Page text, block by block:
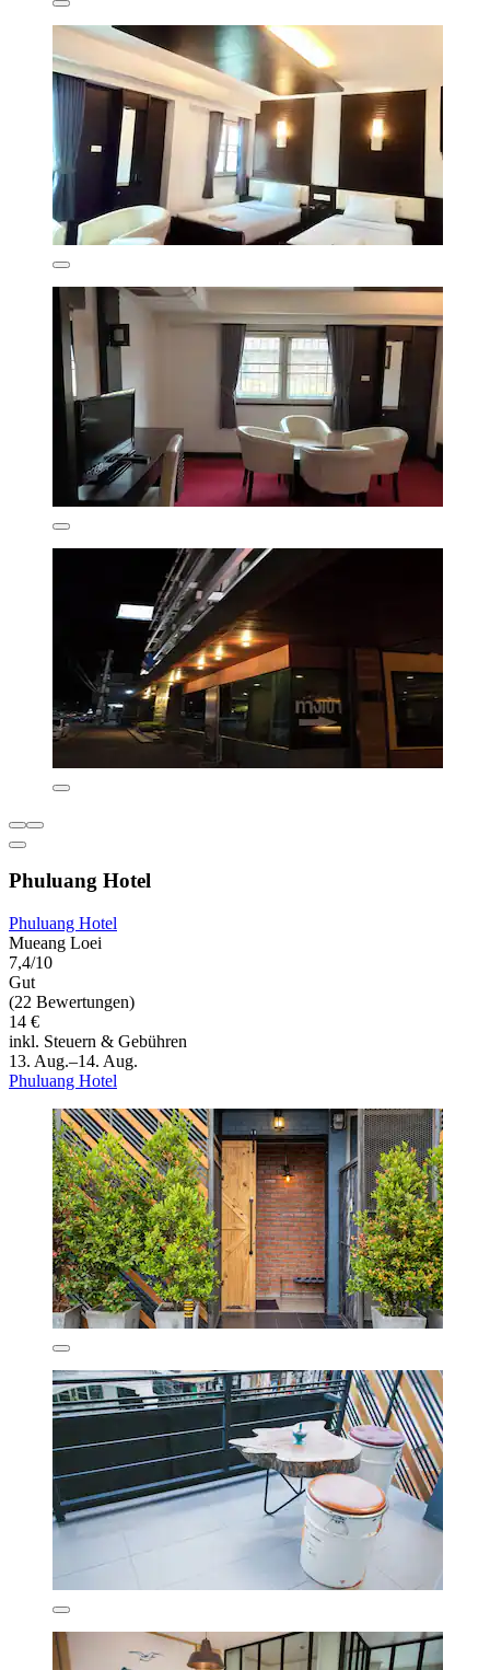
Phuluang Hotel
Phuluang Hotel
Mueang Loei
7,4/10
Gut
(22 Bewertungen)
14 €
inkl. Steuern & Gebühren
13. Aug.–14. Aug.
Phuluang Hotel